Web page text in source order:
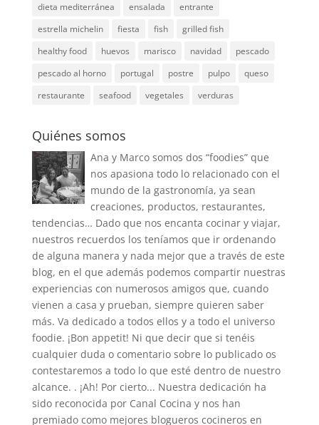
dieta mediterránea
ensalada
entrante
estrella michelin
fiesta fish
grilled fish
healthy food
huevos marisco navidad
pescado
pescado al horno
portugal postre pulpo
queso
restaurante
seafood vegetales verduras
Quiénes somos
Ana y Marco somos dos “foodies” que
nos apasiona todo lo relacionado con el
mundo de la gastronomía, ya sean
creaciones, productos, restaurantes,
tendencias… Dado que nos encanta cocinar y viajar,
nuestros recuerdos los teníamos que ir ordenando
de alguna manera y nada mejor que a través de este
blog, en el que además podemos compartir nuestras
experiencias con numerosos amigos que, cuando
vienen a casa y prueban, siempre quieren saber
más. Va dedicado a todos ellos y a todo el universo
foodie. ¡Bon appetit! Ni que decir que si tenéis
cualquier duda o comentario sobre lo publicado os
contestaremos a todo lo que esté dentro de nuestro
alcance. . ¡Ah! Por cierto... Nuestra dedicación ha
sido reconocida por Canal Cocina y nos han
premiado como mejores blogueros cocineros en